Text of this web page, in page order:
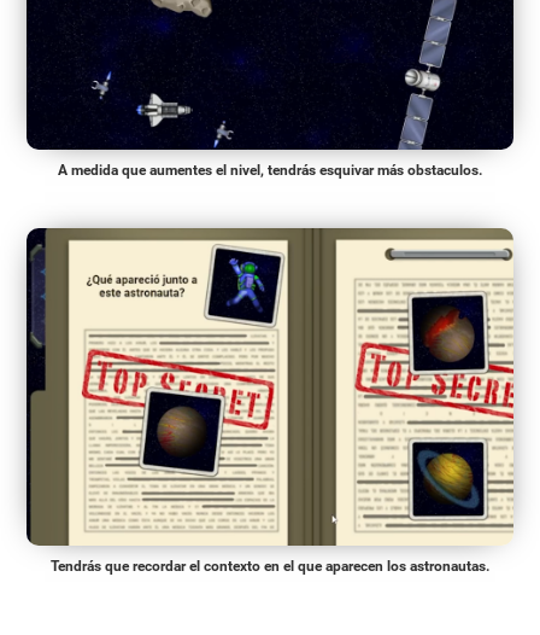
A medida que aumentes el nivel, tendrás esquivar más obstaculos.
Tendrás que recordar el contexto en el que aparecen los astronautas.